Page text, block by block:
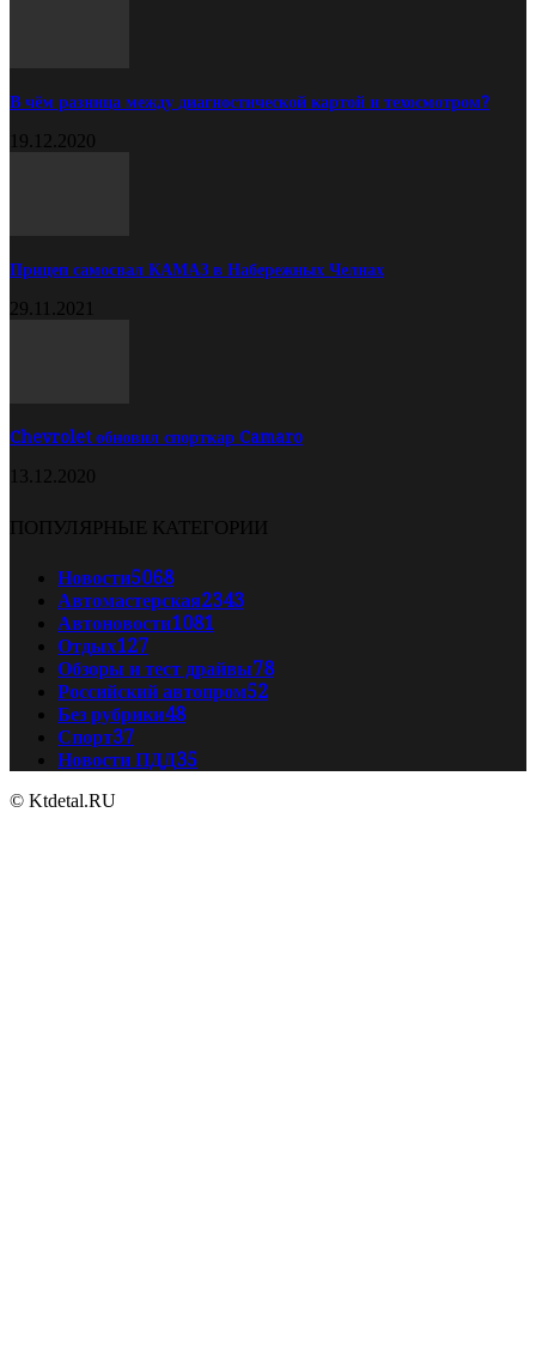
В чём разница между диагностической картой и техосмотром?
19.12.2020
Прицеп самосвал КАМАЗ в Набережных Челнах
29.11.2021
Chevrolet обновил спорткар Camaro
13.12.2020
ПОПУЛЯРНЫЕ КАТЕГОРИИ
Новости5068
Автомастерская2343
Автоновости1081
Отдых127
Обзоры и тест драйвы78
Российский автопром52
Без рубрики48
Спорт37
Новости ПДД35
© Ktdetal.RU